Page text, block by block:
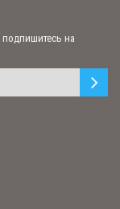
подпишитесь на